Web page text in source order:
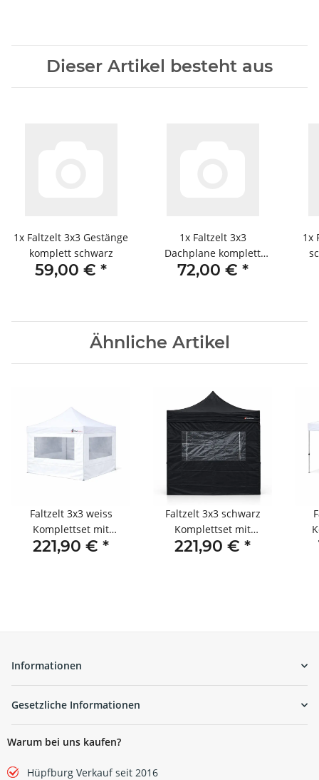
Dieser Artikel besteht aus
1x Faltzelt 3x3 Gestänge
komplett schwarz
59,00 € *
1x Faltzelt 3x3
Dachplane komplett
schwarz
72,00 € *
1x
Ähnliche Artikel
Faltzelt 3x3 weiss
Komplettset mit
Seitenteilen
221,90 € *
Faltzelt 3x3 schwarz
Komplettset mit
Seitenteilen
221,90 € *
Informationen
Gesetzliche Informationen
Warum bei uns kaufen?
Hüpfburg Verkauf seit 2016